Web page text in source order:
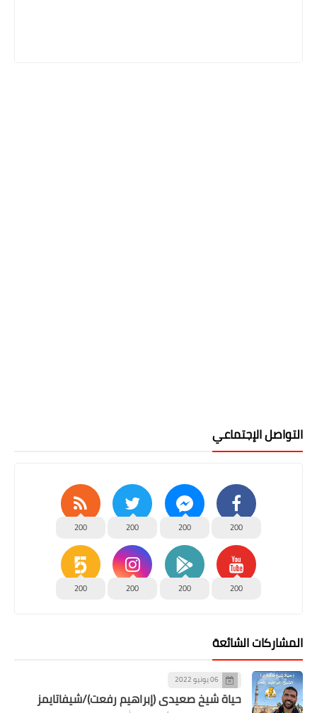
التواصل الإجتماعي
200
200
200
200
200
200
200
200
المشاركات الشائعة
06 يونيو 2022
حياة شيخ صعيدى (إبراهيم رفعت)/شيفاتايمز